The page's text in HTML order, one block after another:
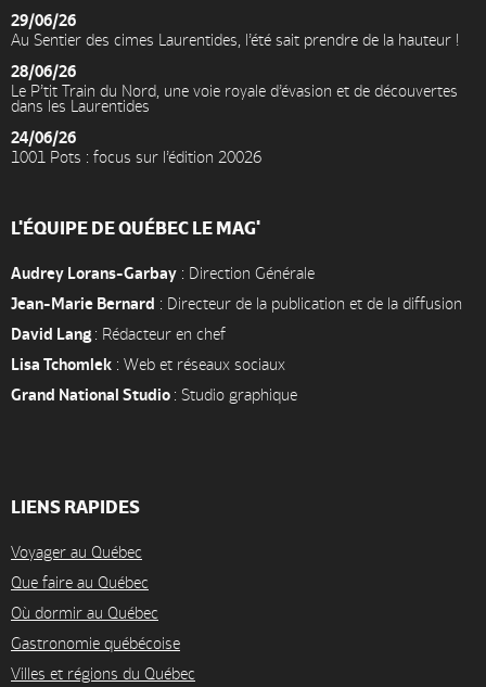
29/06/26
Au Sentier des cimes Laurentides, l’été sait prendre de la hauteur !
28/06/26
Le P’tit Train du Nord, une voie royale d’évasion et de découvertes
dans les Laurentides
24/06/26
1001 Pots : focus sur l’édition 20026
L'ÉQUIPE DE QUÉBEC LE MAG'
Audrey Lorans-Garbay : Direction Générale
Jean-Marie Bernard : Directeur de la publication et de la diffusion
David Lang : Rédacteur en chef
Lisa Tchomlek : Web et réseaux sociaux
Grand National Studio : Studio graphique
LIENS RAPIDES
Voyager au Québec
Que faire au Québec
Où dormir au Québec
Gastronomie québécoise
Villes et régions du Québec